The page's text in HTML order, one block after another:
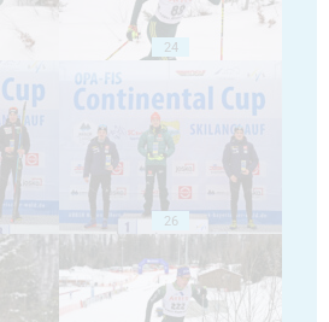
24
26